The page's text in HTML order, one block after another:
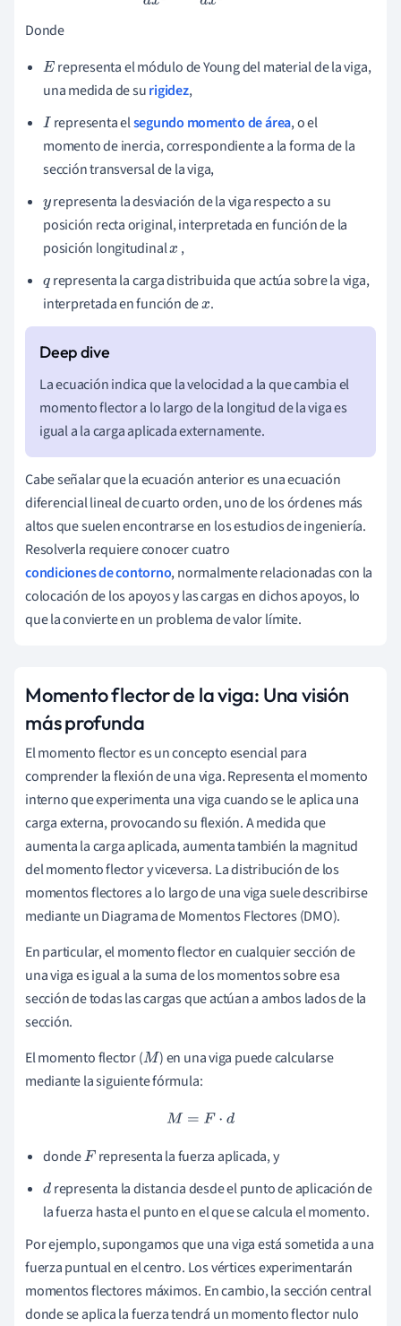
Donde
E representa el módulo de Young del material de la viga,
una medida de surigidez,
I representa elsegundo momento de área, o el
momento de inercia, correspondiente a la forma de la
sección transversal de la viga,
yrepresenta la desviación de la viga respecto a su
posición recta original, interpretada en función de la
posición longitudinalx ,
qrepresenta la carga distribuida que actúa sobre la viga,
interpretada en función dex.
La ecuación indica que la velocidad a la que cambia el
momento flector a lo largo de la longitud de la viga es
igual a la carga aplicada externamente.
Cabe señalar que la ecuación anterior es una ecuación
diferencial lineal de cuarto orden, uno de los órdenes más
altos que suelen encontrarse en los estudios de ingeniería.
Resolverla requiere conocer cuatro
condiciones de contorno, normalmente relacionadas con la
colocación de los apoyos y las cargas en dichos apoyos, lo
que la convierte en un problema de valor límite.
Momento flector de la viga: Una visión
más profunda
El momento flector es un concepto esencial para
comprender la flexión de una viga. Representa el momento
interno que experimenta una viga cuando se le aplica una
carga externa, provocando su flexión. A medida que
aumenta la carga aplicada, aumenta también la magnitud
del momento flector y viceversa. La distribución de los
momentos flectores a lo largo de una viga suele describirse
mediante un Diagrama de Momentos Flectores (DMO).
En particular, el momento flector en cualquier sección de
una viga es igual a la suma de los momentos sobre esa
sección de todas las cargas que actúan a ambos lados de la
sección.
El momento flector (M ) en una viga puede calcularse
mediante la siguiente fórmula:
M= F⋅d
dondeF representa la fuerza aplicada, y
drepresenta la distancia desde el punto de aplicación de
la fuerza hasta el punto en el que se calcula el momento.
Por ejemplo, supongamos que una viga está sometida a una
fuerza puntual en el centro. Los vértices experimentarán
momentos flectores máximos. En cambio, la sección central
donde se aplica la fuerza tendrá un momento flector nulo